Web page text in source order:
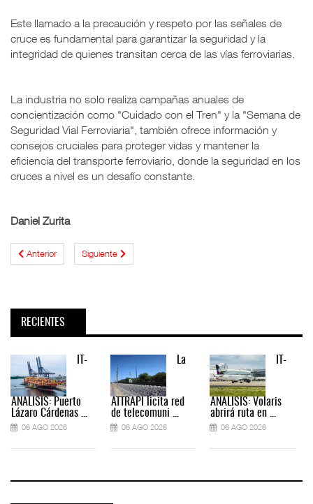
Este llamado a la precaución y respeto por las señales de
cruce es fundamental para garantizar la seguridad y la
integridad de quienes transitan cerca de las vías ferroviarias.
La industria no solo realiza campañas anuales de
concientización como "Cuidado con el Tren" y la "Semana de
Seguridad Vial Ferroviaria", también ofrece información y
consejos cruciales para proteger vidas y mantener la
eficiencia del transporte ferroviario, donde la seguridad en los
cruces a nivel es un desafío constante.
Daniel Zurita
Anterior Siguiente
RECIENTES
IT-
ANÁLISIS: Puerto
Lázaro Cárdenas ...
06 AGO 2026
La
ATTRAPI licita red
de telecomuni ...
06 AGO 2026
IT-
ANÁLISIS: Volaris
abrirá ruta en ...
06 AGO 2026